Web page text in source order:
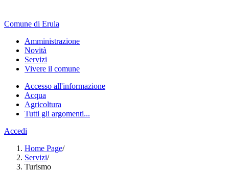
Comune di Erula
Amministrazione
Novità
Servizi
Vivere il comune
Accesso all'informazione
Acqua
Agricoltura
Tutti gli argomenti...
Accedi
Home Page/
Servizi/
Turismo